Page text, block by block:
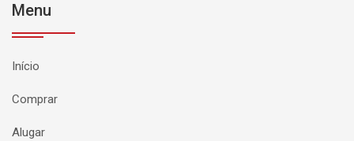
Menu
Início
Comprar
Alugar